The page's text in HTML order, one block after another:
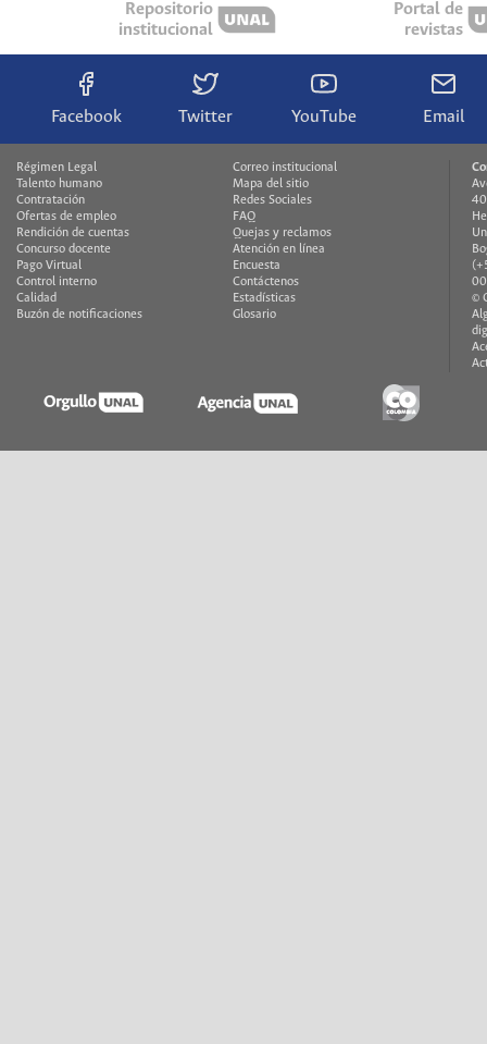
Repositorio
institucional
Portal de
revistas
Facebook Twitter YouTube Email
Régimen Legal
Talento humano
Contratación
Ofertas de empleo
Rendición de cuentas
Concurso docente
Pago Virtual
Control interno
Calidad
Buzón de notificaciones
Correo institucional
Mapa del sitio
Redes Sociales
FAQ
Quejas y reclamos
Atención en línea
Encuesta
Contáctenos
Estadísticas
Glosario
©